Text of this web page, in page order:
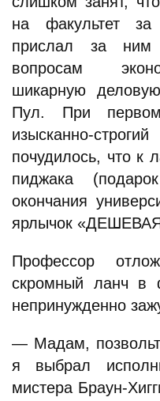
на факультет
прислал за ним
вопросам
шикарную
Пул. При
изысканно-
почудилось, что к
пиджака
окончания
ярлычок
Профессор
скромный ланч в
непринужденно
— Мадам,
я выбрал
мистера Браун-